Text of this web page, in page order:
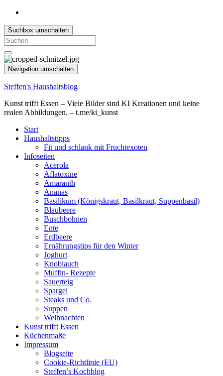
Suchbox umschalten
Search
for:
Navigation umschalten
Steffen's Haushaltsblog
Kunst trifft Essen – Viele Bilder sind KI Kreationen und keine
realen Abbildungen. – t.me/ki_kunst
Start
Haushaltstipps
Fit und schlank mit Fruchtexoten
Infoseiten
Acerola
Aflatoxine
Amaranth
Ananas
Basilikum (Königskraut, Basilkraut, Suppenbasil)
Blaubeere
Buschbohnen
Ente
Erdbeere
Ernährungstips für den Winter
Joghurt
Knoblauch
Muffin- Rezepte
Sauerteig
Spargel
Steaks und Co.
Suppen
Weihnachten
Kunst trifft Essen
Küchenmaße
Impressum
Blogseite
Cookie-Richtlinie (EU)
Steffen’s Kochblog